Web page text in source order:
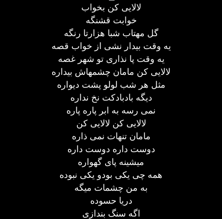
لالایی کن بخواب
خوابت قشنگه
گل مهتاب شبا هزارتا رنگه
یه وقت بیدار نشی از خواب قصه
یه وقت پا نذاری تو شهر غصه
لالایی کن مامان چشمهاش بیداره
مثل هر شب لولو پشت دیواره
دیگه بادبادکت نخ نداره
نمی رسه به ابر پاره پاره
لالایی کن لالایی کن
مامان تنهات نمی ذاره
دوست داره دوست داره
میشینه پای گهواره
همه چی یکی بودو یکی نبوده
به من چشمات میگه
دریا حسوده
اگه سنگ بندازی